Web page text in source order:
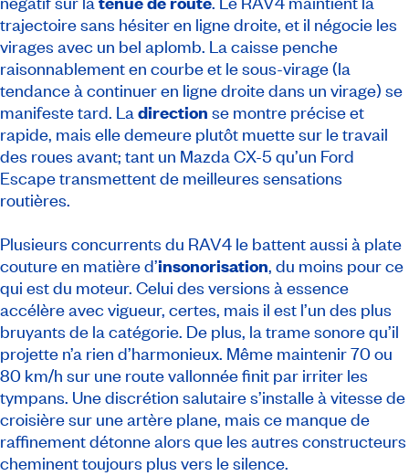
trajectoire sans hésiter en ligne droite, et il négocie les
virages avec un bel aplomb. La caisse penche
raisonnablement en courbe et le sous-virage (la
tendance à continuer en ligne droite dans un virage) se
manifeste tard. Ladirection se montre précise et
rapide, mais elle demeure plutôt muette sur le travail
des roues avant; tant un Mazda CX-5 qu’un Ford
Escape transmettent de meilleures sensations
routières.
Plusieurs concurrents du RAV4 le battent aussi à plate
couture en matière d’insonorisation, du moins pour ce
qui est du moteur. Celui des versions à essence
accélère avec vigueur, certes, mais il est l’un des plus
bruyants de la catégorie. De plus, la trame sonore qu’il
projette n’a rien d’harmonieux. Même maintenir 70 ou
80 km/h sur une route vallonnée finit par irriter les
tympans. Une discrétion salutaire s’installe à vitesse de
croisière sur une artère plane, mais ce manque de
raffinement détonne alors que les autres constructeurs
cheminent toujours plus vers le silence.